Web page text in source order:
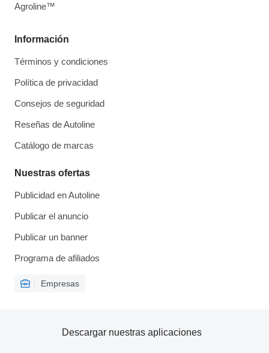
Información
Términos y condiciones
Política de privacidad
Consejos de seguridad
Reseñas de Autoline
Catálogo de marcas
Nuestras ofertas
Publicidad en Autoline
Publicar el anuncio
Publicar un banner
Programa de afiliados
Empresas
Agroline™
Descargar nuestras aplicaciones